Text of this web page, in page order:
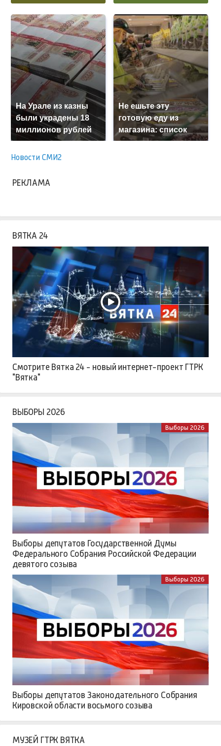
На Урале из казны
были украдены 18
миллионов рублей
Не ешьте эту
готовую еду из
магазина: список
Новости СМИ2
РЕКЛАМА
ВЯТКА 24
Смотрите Вятка 24 - новый интернет-проект ГТРК
"Вятка"
ВЫБОРЫ 2026
Выборы 2026
Выборы депутатов Государственной Думы
Федерального Собрания Российской Федерации
девятого созыва
Выборы 2026
Выборы депутатов Законодательного Собрания
Кировской области восьмого созыва
МУЗЕЙ ГТРК ВЯТКА